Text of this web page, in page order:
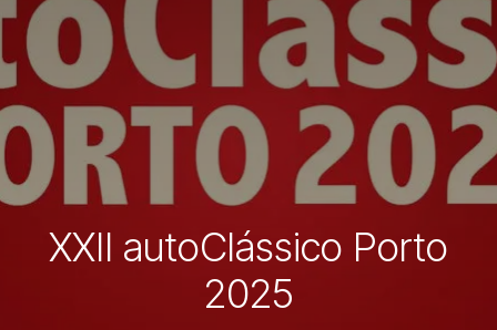
XXII autoClássico Porto
2025